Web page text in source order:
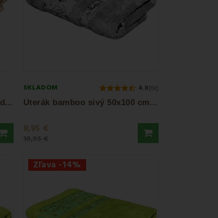
O
suška bambusová svetlohnedá 70x140 cm EMI
SKLADOM 4.8(6x)
U
terák bamboo sivý 50x100 cm EMI
8,95 €
Zľava -14%